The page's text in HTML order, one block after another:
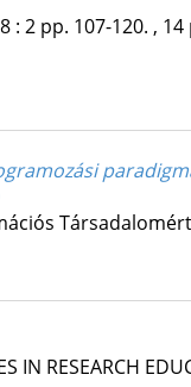
: 2 pp. 107-120. , 14
IN RESEARCH